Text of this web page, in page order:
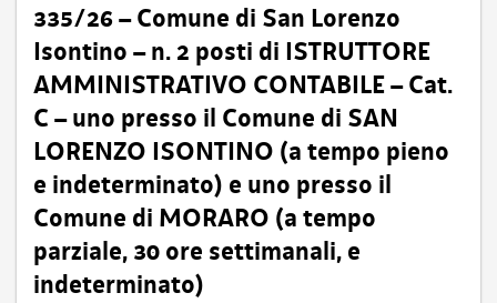
335/26 – Comune di San Lorenzo
Isontino – n. 2 posti di ISTRUTTORE
AMMINISTRATIVO CONTABILE – Cat.
C – uno presso il Comune di SAN
LORENZO ISONTINO (a tempo pieno
e indeterminato) e uno presso il
Comune di MORARO (a tempo
parziale, 30 ore settimanali, e
indeterminato)